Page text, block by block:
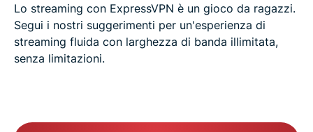
Lo streaming con ExpressVPN è un gioco da ragazzi.
Segui i nostri suggerimenti per un'esperienza di
streaming fluida con larghezza di banda illimitata,
senza limitazioni.